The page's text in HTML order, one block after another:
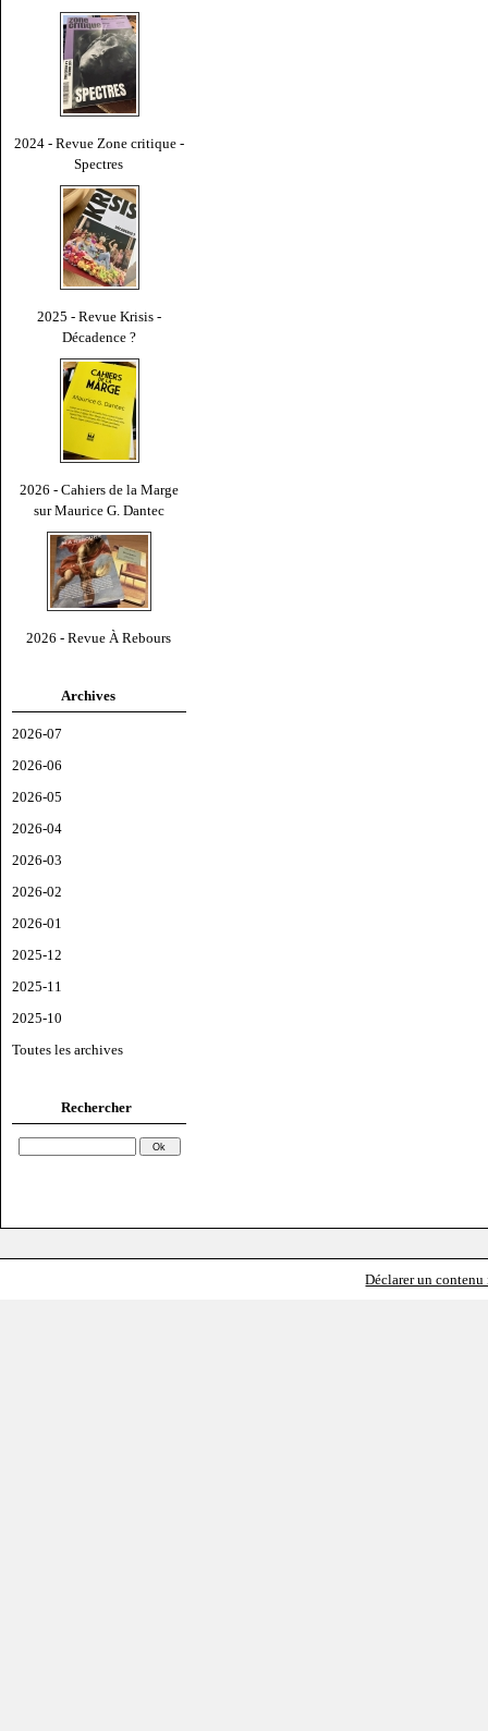
2024 - Revue Zone critique -
Spectres
2025 - Revue Krisis -
Décadence ?
2026 - Cahiers de la Marge
sur Maurice G. Dantec
2026 - Revue À Rebours
Archives
2026-07
2026-06
2026-05
2026-04
2026-03
2026-02
2026-01
2025-12
2025-11
2025-10
Toutes les archives
Rechercher
Déclarer un